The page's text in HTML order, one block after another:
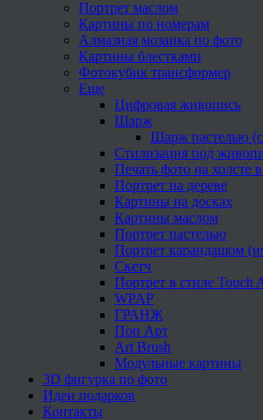
Портрет маслом
Картины по номерам
Алмазная мозаика по фото
Картины блестками
Фотокубик трансформер
Еще
Цифровая живопись
Шарж
Шарж пастелью
Стилизация под
Печать фото на холсте
Портрет на дереве
Картины на досках
Картины маслом
Портрет пастелью
Портрет карандашом
Скетч
Портрет в стиле Touch
WPAP
ГРАНЖ
Поп Арт
Art Brush
Модульные картины
3D фигурка по фото
Идеи подарков
Контакты